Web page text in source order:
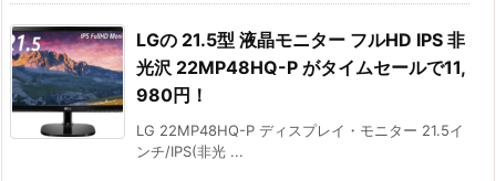
LGの 21.5型 液晶モニター フルHD IPS 非
光沢 22MP48HQ-P がタイムセールで11,
980円！
LG 22MP48HQ-P ディスプレイ・モニター 21.5イ
ンチ/IPS(非光 ...